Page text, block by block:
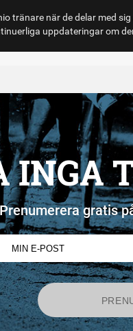
tränare när de delar med
uppdateringar om
INGA
Prenumerera gratis